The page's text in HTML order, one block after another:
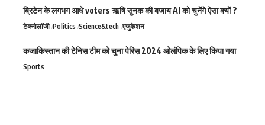
ब्रिटेन के लगभग आधे voters ऋषि सुनक की बजाय AI को चुनेंगे ऐसा क्यों ?
टेक्नोलॉजी Politics Science&tech एजुकेशन
कजाकिस्तान की टेनिस टीम को चुना पेरिस 2024 ओलंपिक के लिए किया गया
Sports